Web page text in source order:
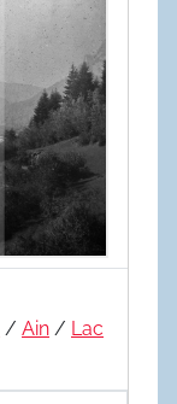
/ Ain / Lac